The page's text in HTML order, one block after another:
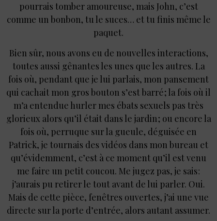
pourrais tomber amoureuse, mais John, c’est
comme un bonbon, tu le suces… et tu finis même le
paquet.
Bien sûr, nous avons eu de nouvelles interactions,
toutes aussi gênantes les unes que les autres. La
fois où, pendant que je lui parlais, mon pansement
qui cachait mon gros bouton s’est barré ; la fois où il
m’a entendue hurler mes ébats sexuels pas très
glorieux alors qu’il était dans le jardin ; ou encore la
fois où, perruque sur la gueule, déguisée en
Patrick, je tournais des vidéos dans mon bureau et
qu’évidemment, c’est à ce moment qu’il est venu
me faire un petit coucou. Me jugez pas, je sais :
j’aurais pu retirer le tout avant de lui parler. Oui.
Mais de cette pièce, fenêtres ouvertes, j’ai une vue
directe sur la porte d’entrée, alors autant assumer.